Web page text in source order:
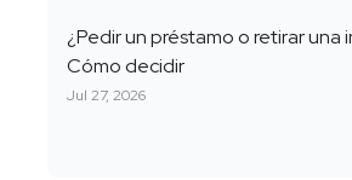
¿Pedir un préstamo o retirar una
Cómo decidir
Jul 27, 2026